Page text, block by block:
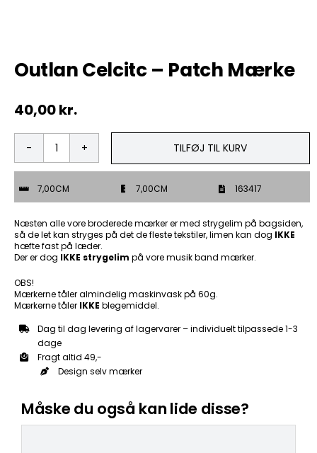
ØL & Spiritus
Andre Mærker
Tøj & Andre Varer
Outlan Celcitc – Patch Mærke
40,00kr.
Outlan
Celcitc
Patch
Mærke
antal
TILFØJ TIL KURV
7,00CM 7,00CM 163417
Næsten alle vore broderede mærker er med strygelim på bagsiden,
så de let kan stryges på det de fleste tekstiler, limen kan dog IKKE
hæfte fast på læder.
Der er dog IKKE strygelim på vore musik band mærker.
OBS!
Mærkerne tåler almindelig maskinvask på 60g.
Mærkerne tåler IKKE blegemiddel.
Dag til dag levering af lagervarer – individuelt tilpassede 1-3
dage
Fragt altid 49,-
Design selv mærker
Måske du også kan lide disse?